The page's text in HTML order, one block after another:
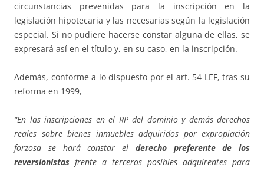
circunstancias prevenidas para la inscripción en la
legislación hipotecaria y las necesarias según la legislación
especial. Si no pudiere hacerse constar alguna de ellas, se
expresará así en el título y, en su caso, en la inscripción.
Además, conforme a lo dispuesto por el art. 54 LEF, tras su
reforma en 1999,
“En las inscripciones en el RP del dominio y demás derechos
reales sobre bienes inmuebles adquiridos por expropiación
forzosa se hará constar el derecho preferente de los
reversionistas frente a terceros posibles adquirentes para